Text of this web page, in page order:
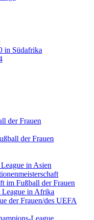
in Südafrika
der Frauen
der Frauen
in Asien
im Fußball der Frauen
in Afrika
der Frauen/des UEFA
League